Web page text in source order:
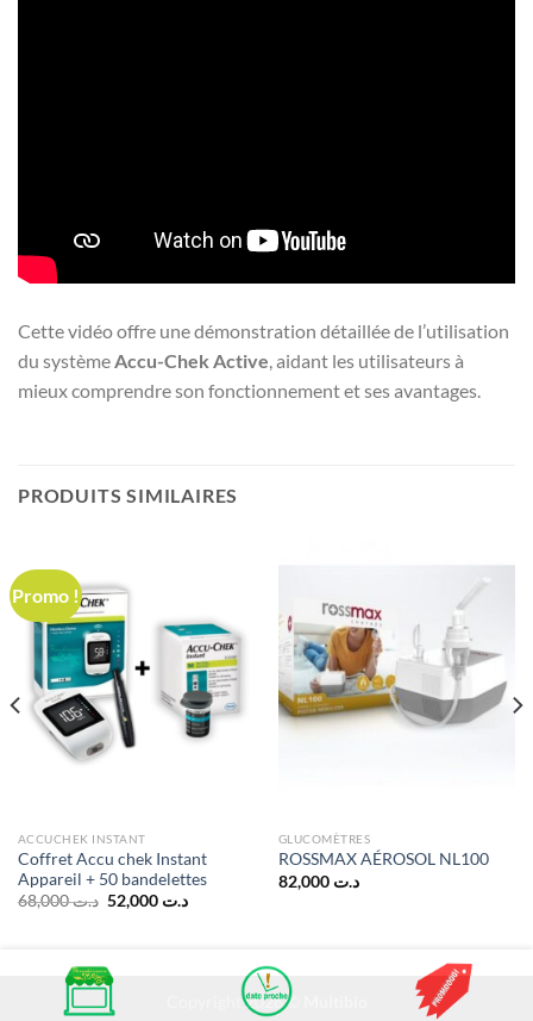
Cette vidéo offre une démonstration détaillée de l’utilisation
du système Accu-Chek Active , aidant les utilisateurs à
mieux comprendre son fonctionnement et ses avantages.
PRODUITS SIMILAIRES
Promo !
ACCUCHEK INSTANT
Coffret Accu chek Instant
Appareil + 50 bandelettes
د.ت68,000
Le
prix
د.ت 52,000
Le
د.ت 52,000.
GLUCOMÈTRES
ROSSMAX AÉROSOL NL100
د.ت 82,000
Copyright 2026 ©